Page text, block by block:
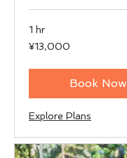
1 hr
13,000
Japanese
¥13,000
Book Now
Explore Plans